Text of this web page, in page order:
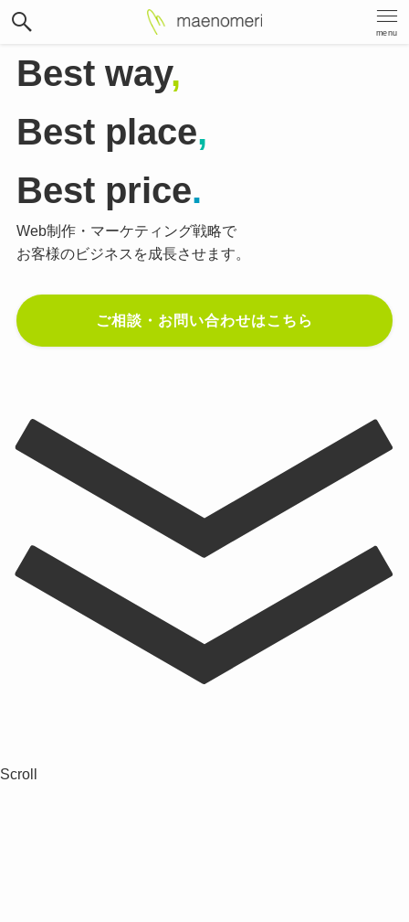
menu
Best way,
Best place,
Best price.
Web制作・マーケティング戦略で
お客様のビジネスを成長させます。
ご相談・お問い合わせはこちら
Scroll